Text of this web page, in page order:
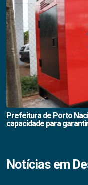
Prefeitura de Porto
capacidade para
Notícias em